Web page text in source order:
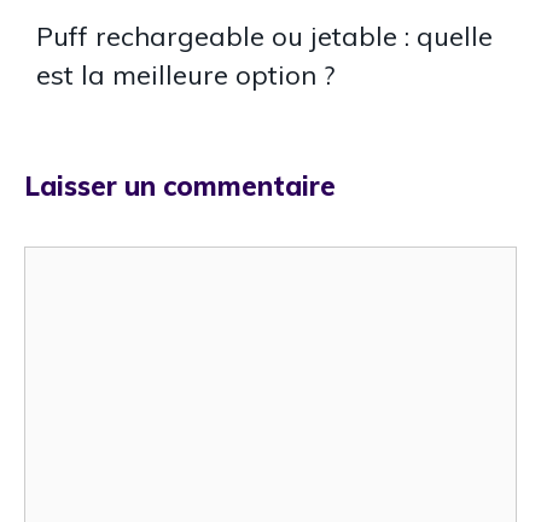
Puff rechargeable ou jetable : quelle
est la meilleure option ?
Laisser un commentaire